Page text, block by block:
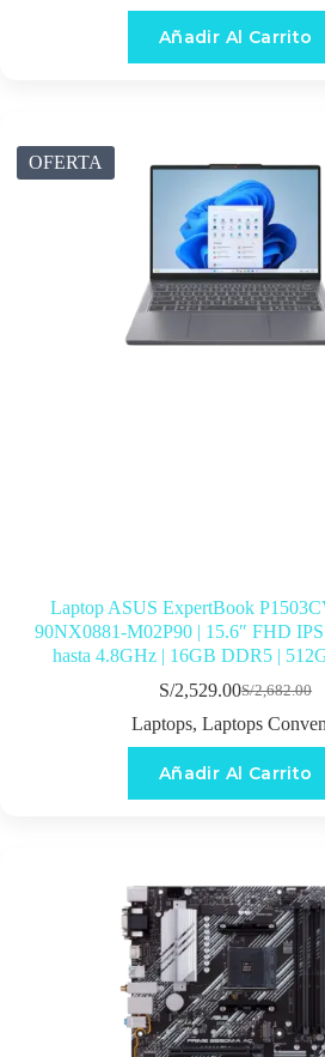
Añadir Al Carrito
OFERTA
Laptop ASUS ExpertBook
90NX0881-M02P90 | 15.6″ FHD
hasta 4.8GHz | 16GB DDR5 |
S/2,682.00
El
precio
original
era:
S/2,682.00.
S/2,529.00El
precio
actual
es:
S/2,529.00.
Laptops, Laptops
Añadir Al Carrito